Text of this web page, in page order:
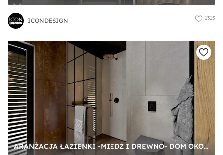
ICONDESIGN 1315
ARANŻACJA ŁAZIENKI -MIEDŹ I DREWNO- DOM OKOLICE LUBINA - Duża łazienka z oknem, styl industrialny - zdjęcie od Boskie Wnetrza i Ty